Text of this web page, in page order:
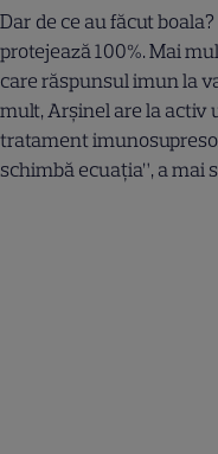
Dar de ce au făcut
protejează 100%. Mai
care răspunsul imun la
mult, Arșinel are la activ
tratament
schimbă ecuația”, a mai